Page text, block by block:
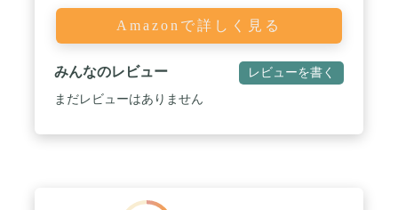
Amazonで詳しく見る
みんなのレビュー レビューを書く
まだレビューはありません